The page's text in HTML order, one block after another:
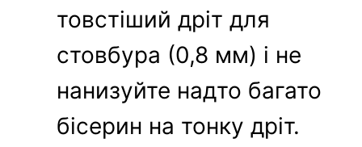
товстіший дріт для
стовбура (0,8 мм) і не
нанизуйте надто багато
бісерин на тонку дріт.